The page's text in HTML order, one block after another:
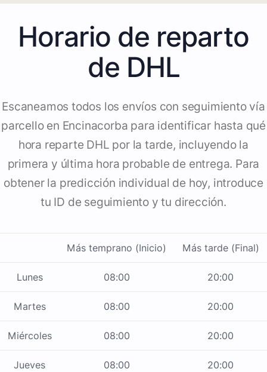
Horario de reparto
de DHL
Escaneamos todos los envíos con seguimiento vía
parcello en Encinacorba para identificar hasta qué
hora reparte DHL por la tarde, incluyendo la
primera y última hora probable de entrega. Para
obtener la predicción individual de hoy, introduce
tu ID de seguimiento y tu dirección.
Más temprano (Inicio) Más tarde (Final)
Lunes 08:00 20:00
Martes 08:00 20:00
Miércoles 08:00 20:00
Jueves 08:00 20:00